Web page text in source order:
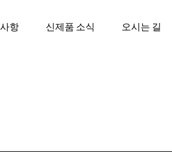
항 신제품 소식 오시는 길